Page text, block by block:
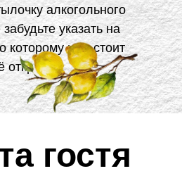
алкогольного
указать на
которому нам стоит
открыть!
гостя